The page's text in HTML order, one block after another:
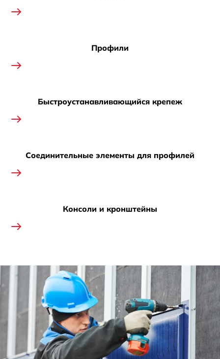
Профили
Быстроустанавливающийся крепеж
Соединительные элементы для профилей
Консоли и кронштейны